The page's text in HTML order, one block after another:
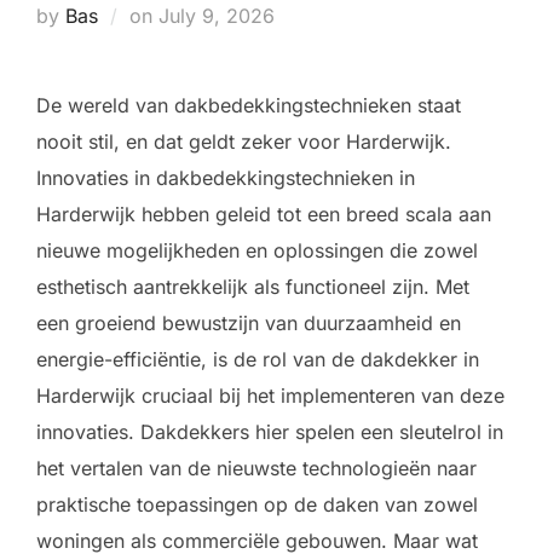
by Bas on Posted
July 9, 2026
De wereld van dakbedekkingstechnieken staat
nooit stil, en dat geldt zeker voor Harderwijk.
Innovaties in dakbedekkingstechnieken in
Harderwijk hebben geleid tot een breed scala aan
nieuwe mogelijkheden en oplossingen die zowel
esthetisch aantrekkelijk als functioneel zijn. Met
een groeiend bewustzijn van duurzaamheid en
energie-efficiëntie, is de rol van de dakdekker in
Harderwijk cruciaal bij het implementeren van deze
innovaties. Dakdekkers hier spelen een sleutelrol in
het vertalen van de nieuwste technologieën naar
praktische toepassingen op de daken van zowel
woningen als commerciële gebouwen. Maar wat